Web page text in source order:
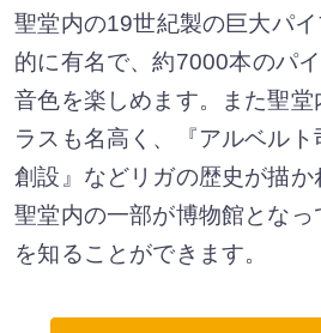
聖堂内の19世紀製の巨大パ
的に有名で、約7000本のパ
音色を楽しめます。また聖
ラスも名高く、『アルベル
創設』などリガの歴史が描
聖堂内の一部が博物館となっ
を知ることができます。